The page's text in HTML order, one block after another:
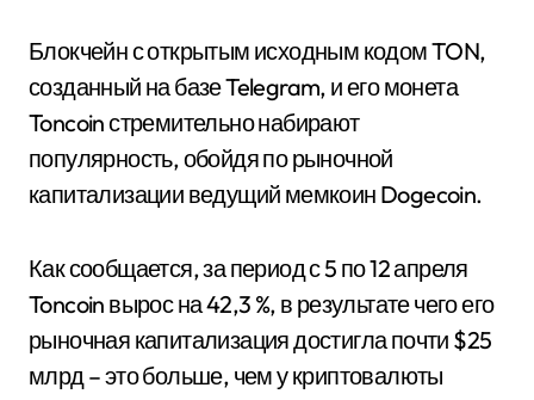
Блокчейн с открытым исходным кодом TON,
созданный на базе Telegram, и его монета
Toncoin стремительно набирают
популярность, обойдя по рыночной
капитализации ведущий мемкоин Dogecoin.
Как сообщается, за период с 5 по 12 апреля
Toncoin вырос на 42,3 %, в результате чего его
рыночная капитализация достигла почти $25
млрд – это больше, чем у криптовалюты